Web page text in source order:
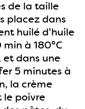
de la taille
placez dans
huilé d'huile
à 180°C
et dans une
5 minutes à
la crème
le poivre